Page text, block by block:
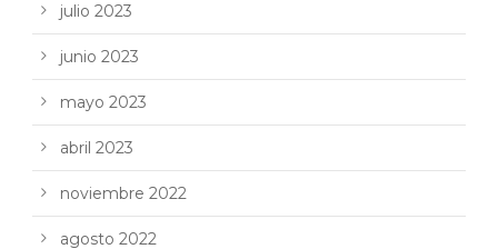
julio 2023
junio 2023
mayo 2023
abril 2023
noviembre 2022
agosto 2022